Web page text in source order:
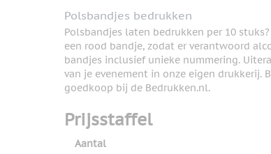
View larger image
View larger image
View larger image
Polsbandjes bedrukken
Polsbandjes laten bedrukken per 10
een rood bandje, zodat er verantwoord
bandjes inclusief unieke nummering.
van je evenement in onze eigen drukkerij.
goedkoop bij de Bedrukken.nl.
Prijsstaffel
Aantal